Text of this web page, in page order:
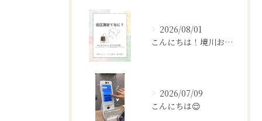
2026/08/01
こんにちは！境川おとなこども歯科矯正歯科です！✨
2026/07/09
こんにちは😌